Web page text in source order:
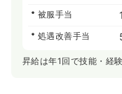
被服手当
処遇改善手当
昇給は年1回で技能・経